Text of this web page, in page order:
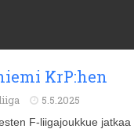
KrP:hen
5.5.2025
F-liigajoukkue jatkaa